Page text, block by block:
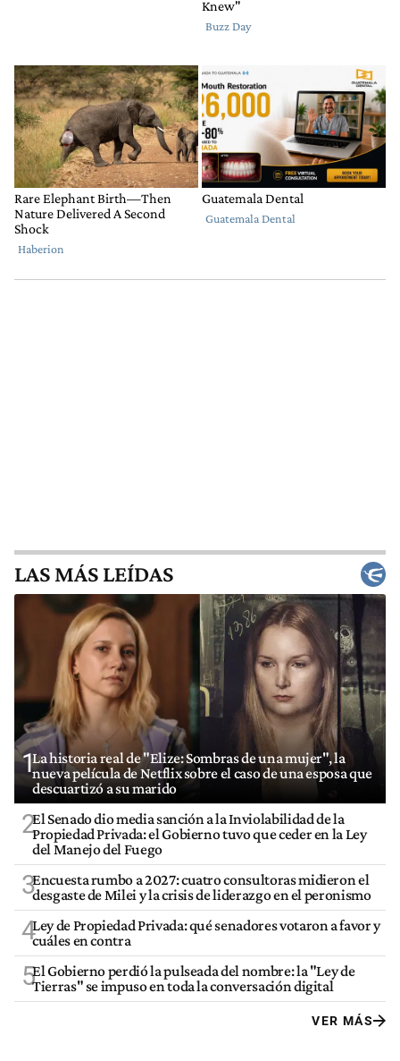
LAS MÁS LEÍDAS
1La historia real de "Elize: Sombras de una mujer", la
nueva película de Netflix sobre el caso de una esposa que
descuartizó a su marido
2El Senado dio media sanción a la Inviolabilidad de la
Propiedad Privada: el Gobierno tuvo que ceder en la Ley
del Manejo del Fuego
3Encuesta rumbo a 2027: cuatro consultoras midieron el
desgaste de Milei y la crisis de liderazgo en el peronismo
4Ley de Propiedad Privada: qué senadores votaron a favor y
cuáles en contra
5El Gobierno perdió la pulseada del nombre: la "Ley de
Tierras" se impuso en toda la conversación digital
VER MÁS